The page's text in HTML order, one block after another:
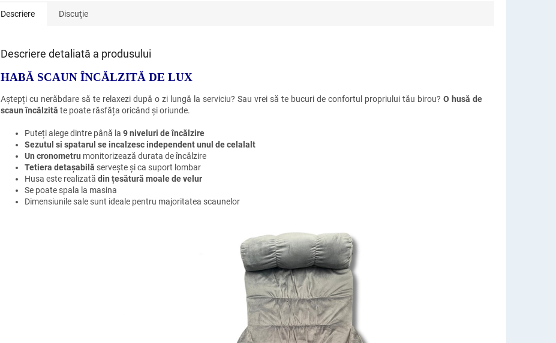
Descriere Discuţie
Descriere detaliată a produsului
HABĂ SCAUN ÎNCĂLZITĂ DE LUX
Aștepți cu nerăbdare să te relaxezi după o zi lungă la serviciu? Sau vrei să te bucuri de confortul propriului tău birou? O husă de
scaun încălzită te poate răsfăța oricând și oriunde.
Puteți alege dintre până la 9 niveluri de încălzire
Sezutul si spatarul se incalzesc independent unul de celalalt
Un cronometru monitorizează durata de încălzire
Tetiera detașabilă servește și ca suport lombar
Husa este realizată din țesătură moale de velur
Se poate spala la masina
Dimensiunile sale sunt ideale pentru majoritatea scaunelor